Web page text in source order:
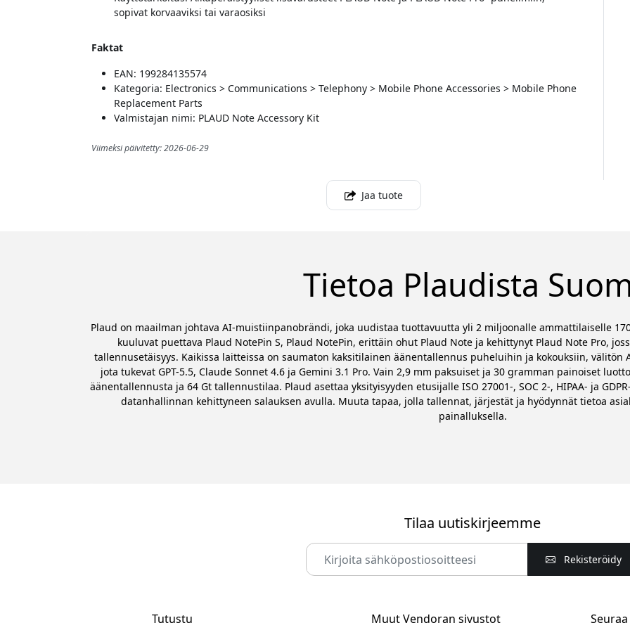
sopivat korvaaviksi tai varaosiksi
Faktat
EAN: 199284135574
Kategoria: Electronics > Communications > Telephony > Mobile Phone Accessories > Mobile Phone
Replacement Parts
Valmistajan nimi: PLAUD Note Accessory Kit
Viimeksi päivitetty: 2026-06-29
Jaa tuote
Tietoa Plaudista
Plaud on maailman johtava AI-muistiinpanobrändi, joka uudistaa tuottavuutta yli 2 miljoonalle ammattilaiselle
kuuluvat puettava Plaud NotePin S, Plaud NotePin, erittäin ohut Plaud Note ja kehittynyt Plaud Note Pro,
tallennusetäisyys. Kaikissa laitteissa on saumaton kaksitilainen äänentallennus puheluihin ja kokouksiin, välitön
jota tukevat GPT-5.5, Claude Sonnet 4.6 ja Gemini 3.1 Pro. Vain 2,9 mm paksuiset ja 30 gramman painoiset
äänentallennusta ja 64 Gt tallennustilaa. Plaud asettaa yksityisyyden etusijalle ISO 27001-, SOC 2-, HIPAA- ja
datanhallinnan kehittyneen salauksen avulla. Muuta tapaa, jolla tallennat, järjestät ja hyödynnät tietoa
painalluksella.
Tilaa uutiskirjeemme
Rekisteröidy
Tutustu Muut Vendoran sivustot